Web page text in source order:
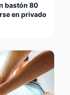
bastón 80
en privado